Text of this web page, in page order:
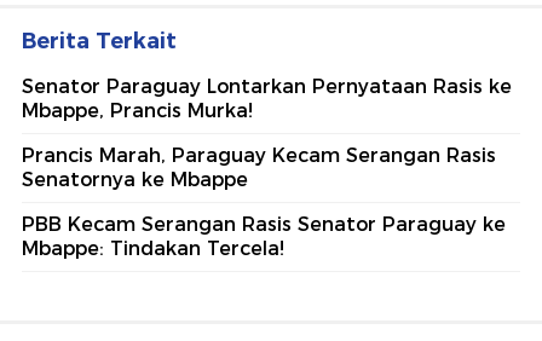
Berita Terkait
Senator Paraguay Lontarkan Pernyataan Rasis ke
Mbappe, Prancis Murka!
Prancis Marah, Paraguay Kecam Serangan Rasis
Senatornya ke Mbappe
PBB Kecam Serangan Rasis Senator Paraguay ke
Mbappe: Tindakan Tercela!